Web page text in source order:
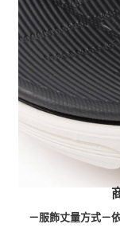
－服飾丈量方式－